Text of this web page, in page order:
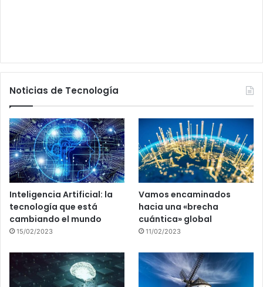
Noticias de Tecnología
Inteligencia Artificial: la
tecnología que está
cambiando el mundo
15/02/2023
Vamos encaminados
hacia una «brecha
cuántica» global
11/02/2023